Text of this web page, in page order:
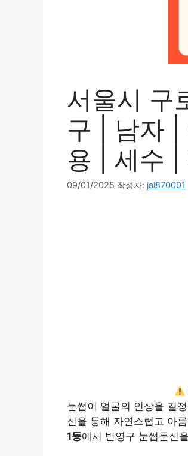
서울시 구
구 | 남자
용 | 세수
09/01/2025 작성자: jai870001
눈썹이 얼굴의 인상을 결
신을 통해 자연스럽고 아
1동에서 반영구 눈썹문신